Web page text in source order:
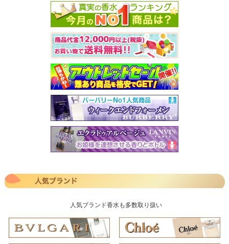
人気ブランド香水も多数取り扱い